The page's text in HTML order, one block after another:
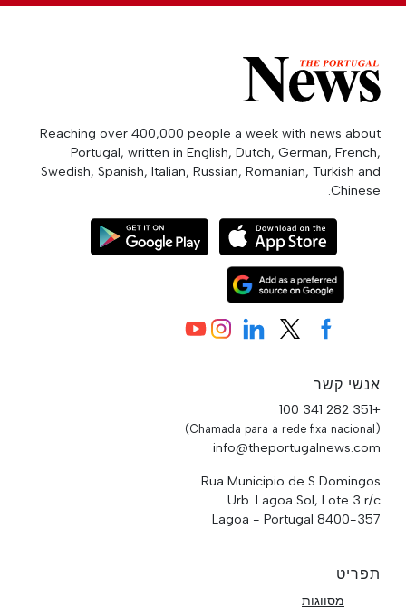
Reaching over 400,000 people a week with news about
Portugal, written in English, Dutch, German, French,
Swedish, Spanish, Italian, Russian, Romanian, Turkish and
Chinese.
אנשי קשר
+351 282 341 100
(Chamada para a rede fixa nacional)
info@theportugalnews.com
Rua Municipio de S Domingos
Urb. Lagoa Sol, Lote 3 r/c
8400-357 Lagoa - Portugal
תפריט
מסווגות